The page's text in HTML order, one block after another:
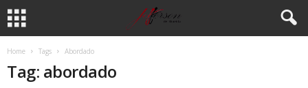
Home Tags Abordado
Tag: abordado